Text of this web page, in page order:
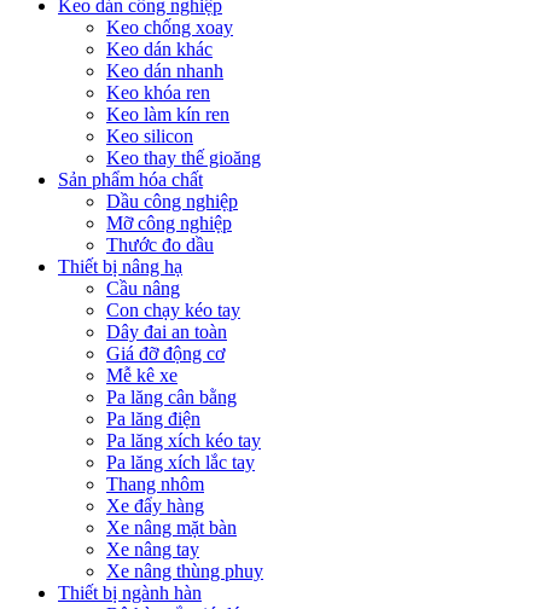
Keo dán công nghiệp
Keo chống xoay
Keo dán khác
Keo dán nhanh
Keo khóa ren
Keo làm kín ren
Keo silicon
Keo thay thế gioăng
Sản phẩm hóa chất
Dầu công nghiệp
Mỡ công nghiệp
Thước đo dầu
Thiết bị nâng hạ
Cầu nâng
Con chạy kéo tay
Dây đai an toàn
Giá đỡ động cơ
Mễ kê xe
Pa lăng cân bằng
Pa lăng điện
Pa lăng xích kéo tay
Pa lăng xích lắc tay
Thang nhôm
Xe đẩy hàng
Xe nâng mặt bàn
Xe nâng tay
Xe nâng thùng phuy
Thiết bị ngành hàn